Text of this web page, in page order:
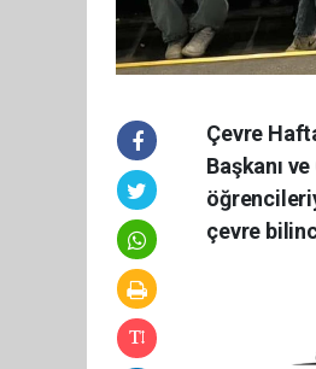
Çevre
Başkanı
çevre